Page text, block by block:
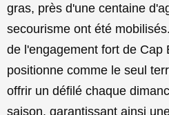
gras, près d'une centaine
secourisme ont été
de l'engagement fort de Cap
positionne comme le seul
offrir un défilé chaque
saison, garantissant ainsi